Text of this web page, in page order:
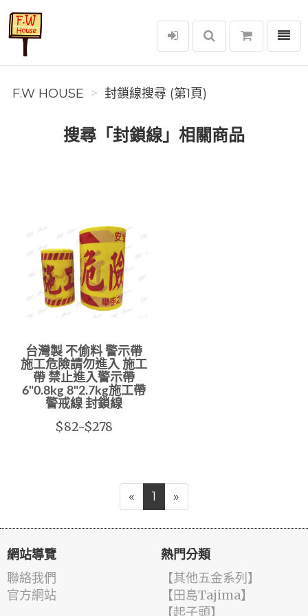
F.W House
選單
F.W HOUSE 封鎖線搜尋 (第1頁)
搜尋「封鎖線」相關商品
台灣製 不偷料 警示帶
施工危險請勿進入 施工
帶 禁止進入警示帶
6"0.8kg 8"2.7kg施工帶
警戒線 封鎖線
$82-$278
« 1 »
網站導覽
聯絡我們
官方網站
熱門分類
【其他五金系列】
【田島Tajima】
【起子頭】